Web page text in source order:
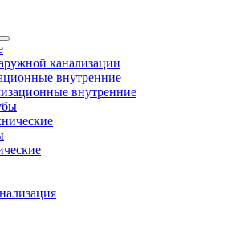
канализации
внутренние
внутренние